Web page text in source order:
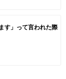
す」って言われた際